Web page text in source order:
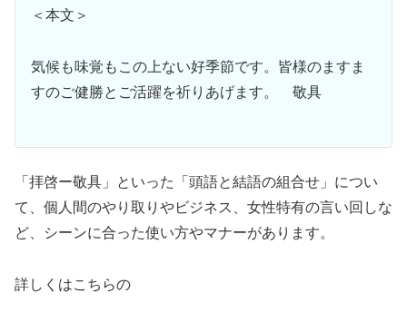
＜本文＞
気候も味覚もこの上ない好季節です。皆様のますま
すのご健勝とご活躍を祈りあげます。 敬具
「拝啓ー敬具」といった「頭語と結語の組合せ」につい
て、個人間のやり取りやビジネス、女性特有の言い回しな
ど、シーンに合った使い方やマナーがあります。
詳しくはこちらの